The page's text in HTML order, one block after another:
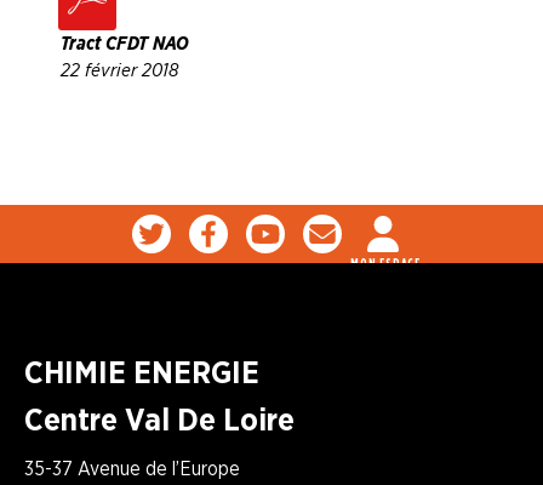
Tract CFDT NAO
22 février 2018
MON ESPACE
CHIMIE ENERGIE
Centre Val De Loire
35-37 Avenue de l’Europe